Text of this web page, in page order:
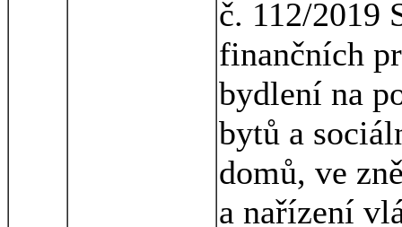
č. 112/2019
finančních
bydlení na
bytů a
domů, ve
a nařízení